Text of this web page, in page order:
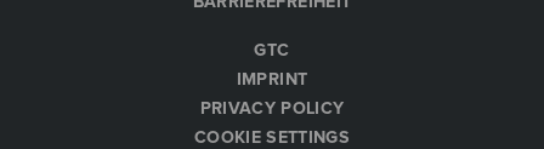
GTC
IMPRINT
PRIVACY POLICY
COOKIE SETTINGS